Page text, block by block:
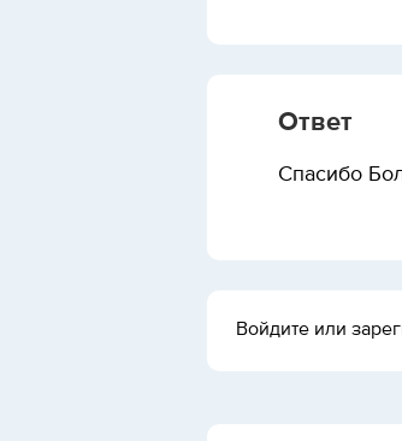
Ответ
Спасибо
Войдите или